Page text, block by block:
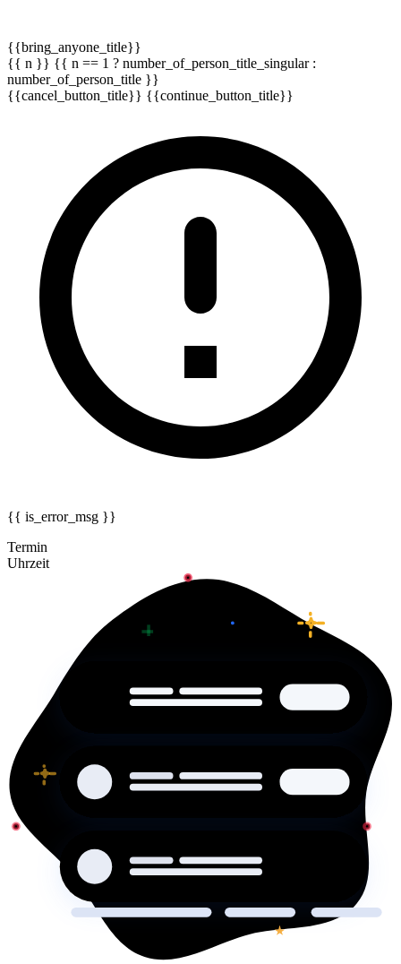
{{bring_anyone_title}}
{{ n }} {{ n == 1 ? number_of_person_title_singular :
number_of_person_title }}
{{cancel_button_title}} {{continue_button_title}}
{{ is_error_msg }}
Termin
Uhrzeit